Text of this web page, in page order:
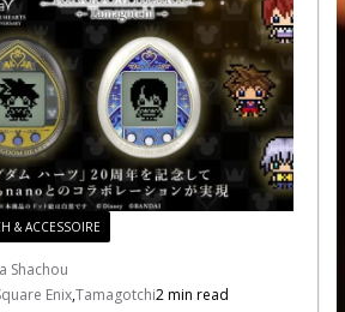
& ACCESSOIRE
Shachou
Enix,Tamagotchi2 min read